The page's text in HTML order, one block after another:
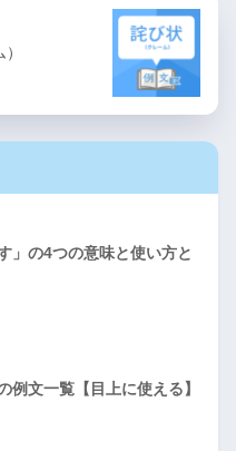
」の4つの意味と使い方と
例文一覧【目上に使える】